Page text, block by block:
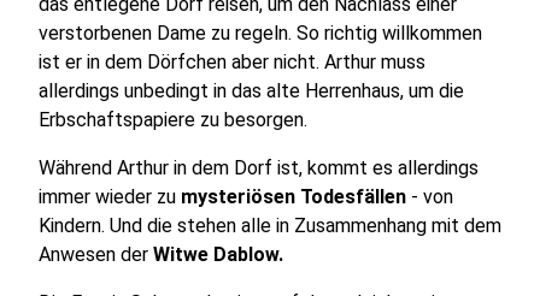
verstorbenen Dame zu regeln. So richtig willkommen
ist er in dem Dörfchen aber nicht. Arthur muss
allerdings unbedingt in das alte Herrenhaus, um die
Erbschaftspapiere zu besorgen.
Während Arthur in dem Dorf ist, kommt es allerdings
immer wieder zu mysteriösen Todesfällen - von
Kindern. Und die stehen alle in Zusammenhang mit dem
Anwesen der Witwe Dablow.